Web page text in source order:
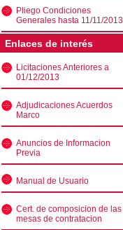
Pliego Condiciones
Generales hasta 11/11/2013
Enlaces de interés
Licitaciones Anteriores a
01/12/2013
Adjudicaciones Acuerdos
Marco
Anuncios de Informacion
Previa
Manual de Usuario
Cert. de composicion de las
mesas de contratacion